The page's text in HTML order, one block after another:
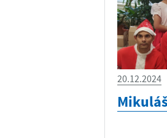
20.12.2024
Mikuláš